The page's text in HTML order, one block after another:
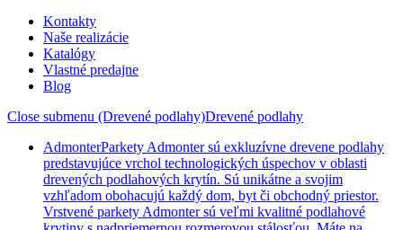
Kontakty
Naše realizácie
Katalógy
Vlastné predajne
Blog
Close submenu (Drevené podlahy)Drevené podlahy
AdmonterParkety Admonter sú exkluzívne drevene podlahy
predstavujúce vrchol technologických úspechov v oblasti
drevených podlahových krytín. Sú unikátne a svojim
vzhľadom obohacujú každý dom, byt či obchodný priestor.
Vrstvené parkety Admonter sú veľmi kvalitné podlahové